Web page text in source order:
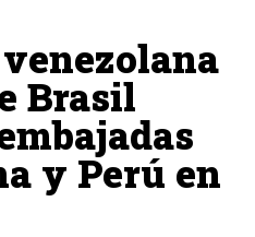
Brasil
y Perú en